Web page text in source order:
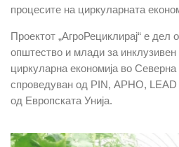
процесите на циркуларната
Проектот „АгроРециклирај“ е дел
општество и млади за инклузивен
циркуларна економија во Северна
спроведуван од PIN, АРНО, LEAD
од Европската Унија.